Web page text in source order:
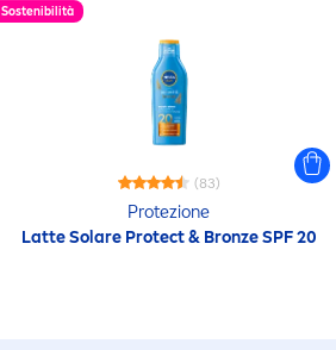
Sostenibilità
(83)
Protezione
Latte Solare Protect& BronzeSPF 20